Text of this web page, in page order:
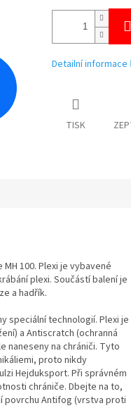
Detailní informace
TISK
100. Plexi je vybavené
plexi. Součástí balení je
a hadřík.
speciální technologií. Plexi je
a Antiscratch (ochranná
naneseny na chrániči. Tyto
proto nikdy
Hejduksport. Při správném
chrániče. Dbejte na to,
povrchu Antifog (vrstva proti